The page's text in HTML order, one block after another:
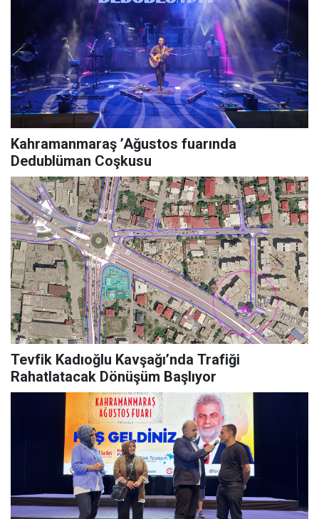
Kahramanmaraş ’Ağustos fuarında
Dedublüman Coşkusu
Tevfik Kadıoğlu Kavşağı’nda Trafiği
Rahatlatacak Dönüşüm Başlıyor